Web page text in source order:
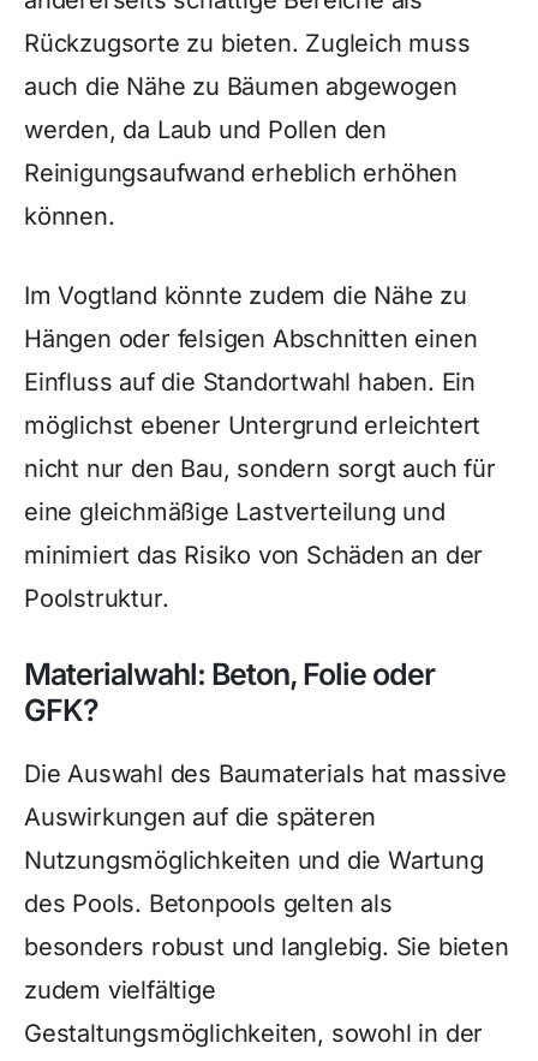
Rückzugsorte zu bieten. Zugleich muss
auch die Nähe zu Bäumen abgewogen
werden, da Laub und Pollen den
Reinigungsaufwand erheblich erhöhen
können.
Im Vogtland könnte zudem die Nähe zu
Hängen oder felsigen Abschnitten einen
Einfluss auf die Standortwahl haben. Ein
möglichst ebener Untergrund erleichtert
nicht nur den Bau, sondern sorgt auch für
eine gleichmäßige Lastverteilung und
minimiert das Risiko von Schäden an der
Poolstruktur.
Materialwahl: Beton, Folie oder
GFK?
Die Auswahl des Baumaterials hat massive
Auswirkungen auf die späteren
Nutzungsmöglichkeiten und die Wartung
des Pools. Betonpools gelten als
besonders robust und langlebig. Sie bieten
zudem vielfältige
Gestaltungsmöglichkeiten, sowohl in der